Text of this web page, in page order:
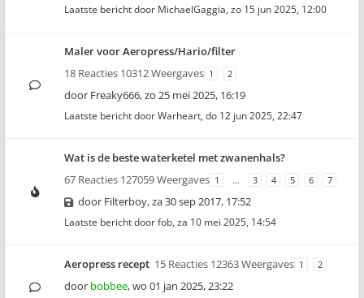
Laatste bericht door MichaelGaggia, zo 15 jun 2025, 12:00
Maler voor Aeropress/Hario/filter
18 Reacties 10312 Weergaves 1 2
door Freaky666,zo 25 mei 2025, 16:19
Laatste bericht doorWarheart, do 12 jun 2025, 22:47
Wat is de beste waterketel met zwanenhals?
67 Reacties 127059 Weergaves 1 … 3 4 5 6 7
door Filterboy,za 30 sep 2017, 17:52
Laatste bericht doorfob, za 10 mei 2025, 14:54
Aeropress recept 15 Reacties 12363 Weergaves 1 2
door bobbee,wo 01 jan 2025, 23:22